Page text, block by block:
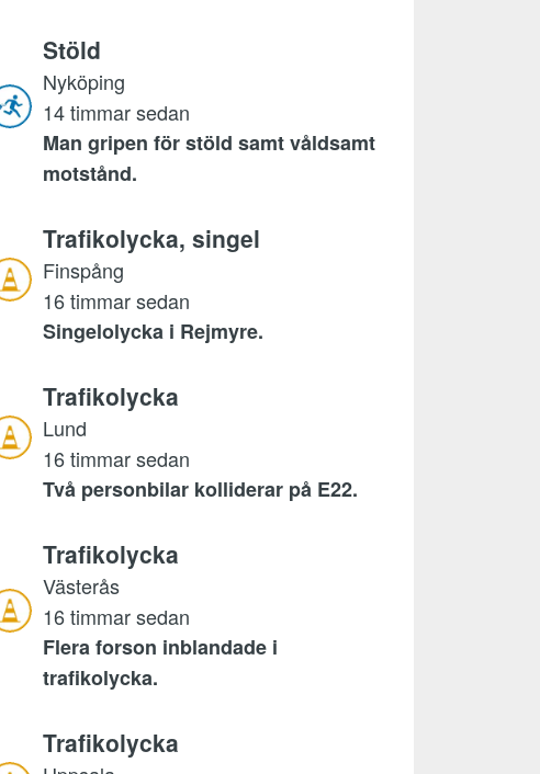
Stöld
Nyköping
14 timmar sedan
Man gripen för stöld samt våldsamt
motstånd.
Trafikolycka, singel
Finspång
16 timmar sedan
Singelolycka i Rejmyre.
Trafikolycka
Lund
16 timmar sedan
Två personbilar kolliderar på E22.
Trafikolycka
Västerås
16 timmar sedan
Flera forson inblandade i
trafikolycka.
Trafikolycka